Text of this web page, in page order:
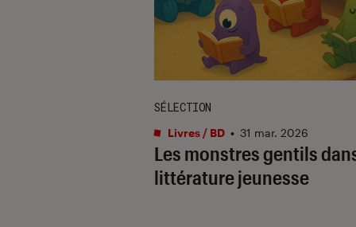
Les monstres gentils
littérature jeunesse
SÉLECTION
Livres / BD • 31 mar. 2026